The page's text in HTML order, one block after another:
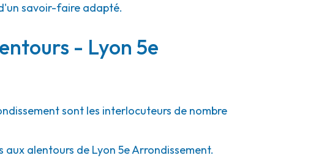
savoir-faire adapté.
- Lyon 5e
sont les interlocuteurs de nombre
alentours de Lyon 5e Arrondissement.